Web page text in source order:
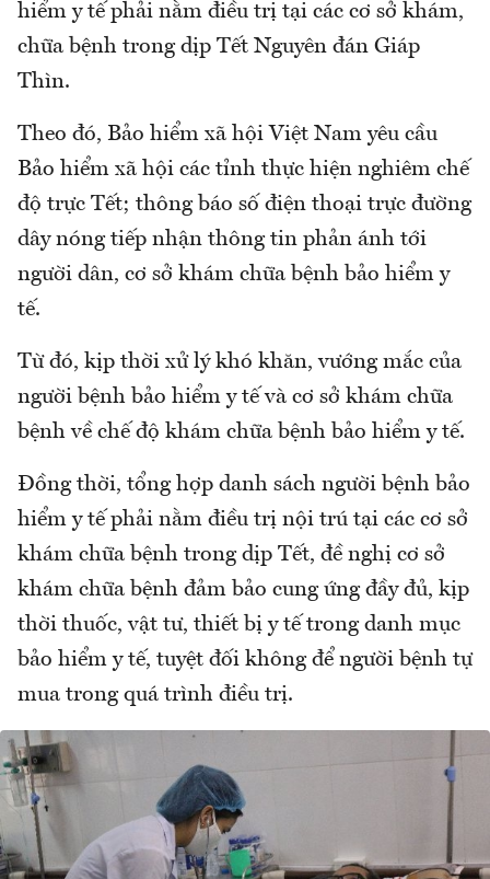
hiểm y tế phải nằm điều trị tại các cơ sở khám,
chữa bệnh trong dịp Tết Nguyên đán Giáp
Thìn.
Theo đó, Bảo hiểm xã hội Việt Nam yêu cầu
Bảo hiểm xã hội các tỉnh thực hiện nghiêm chế
độ trực Tết; thông báo số điện thoại trực đường
dây nóng tiếp nhận thông tin phản ánh tới
người dân, cơ sở khám chữa bệnh bảo hiểm y
tế.
Từ đó, kịp thời xử lý khó khăn, vướng mắc của
người bệnh bảo hiểm y tế và cơ sở khám chữa
bệnh về chế độ khám chữa bệnh bảo hiểm y tế.
Đồng thời, tổng hợp danh sách người bệnh bảo
hiểm y tế phải nằm điều trị nội trú tại các cơ sở
khám chữa bệnh trong dịp Tết, đề nghị cơ sở
khám chữa bệnh đảm bảo cung ứng đầy đủ, kịp
thời thuốc, vật tư, thiết bị y tế trong danh mục
bảo hiểm y tế, tuyệt đối không để người bệnh tự
mua trong quá trình điều trị.